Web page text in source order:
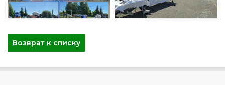
Возврат к списку